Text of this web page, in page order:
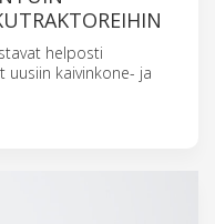
helposti
kaivinkone- ja